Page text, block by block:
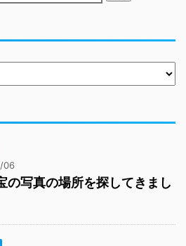
06
の写真の場所を探してきまし